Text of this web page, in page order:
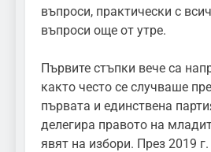
въпроси, практически с
въпроси още от утре.
Първите стъпки вече са
както често се случваше
първата и единствена
делегира правото на
явят на избори. През 2019